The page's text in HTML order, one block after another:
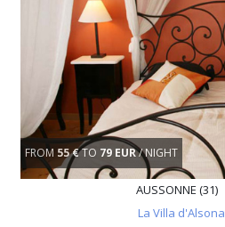
FROM 55 €TO 79 EUR/ NIGHT
AUSSONNE (31)
La Villa d'Alsona